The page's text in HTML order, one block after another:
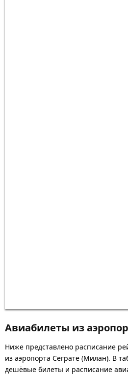
Авиабилеты из
Ниже представлено расписание
из аэропорта Сеграте (Милан). В
дешёвые билеты и расписание